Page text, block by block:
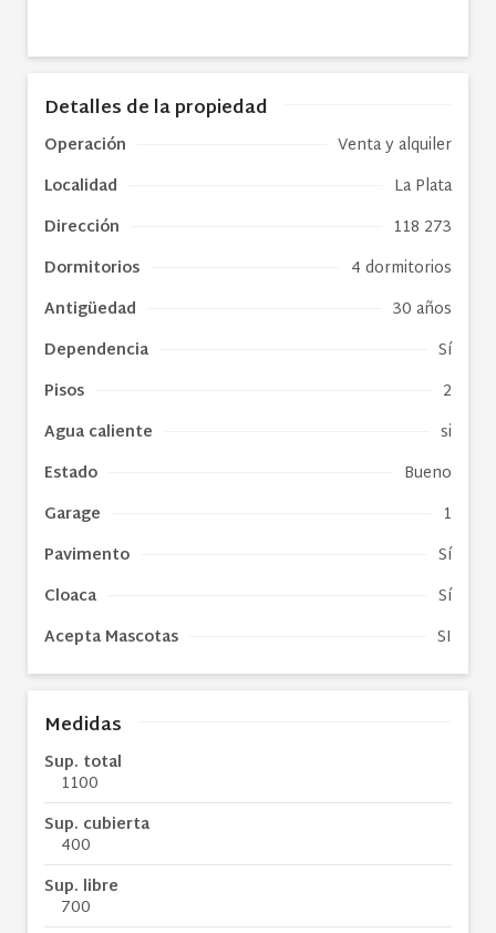
Detalles de la propiedad
Operación
Venta y alquiler
Localidad
La Plata
Dirección
118 273
Dormitorios
4 dormitorios
Antigüedad
30 años
Dependencia
Sí
Pisos
2
Agua caliente
si
Estado
Bueno
Garage
1
Pavimento
Sí
Cloaca
Sí
Acepta Mascotas
SI
Medidas
Sup. total
1100
Sup. cubierta
400
Sup. libre
700